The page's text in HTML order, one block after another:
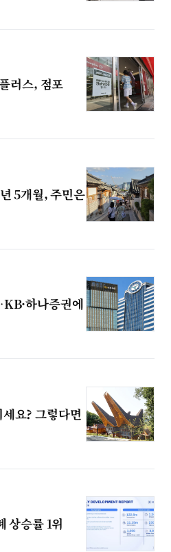
러스, 점포
5개월, 주민은
하나증권에
요? 그렇다면
상승률 1위